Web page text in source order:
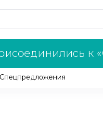
к
Спецпредложения